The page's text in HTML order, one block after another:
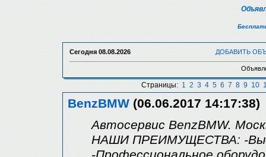
Сегодня 08.08.2026 ДОБАВИТЬ
Страницы: 1 2 3 4 5 6 7 8 9 10
BenzBMW (06.06.2017 14:17:38)
Автосервис BenzBMW.
НАШИ ПРЕИМУЩЕСТВА: -